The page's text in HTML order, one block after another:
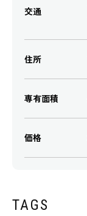
交通
住所
専有面積
価格
TAGS